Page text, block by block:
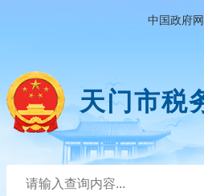
中国政府网
天门市税